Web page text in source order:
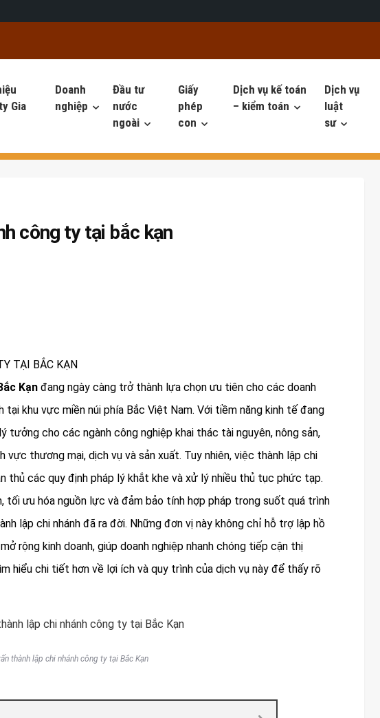
Gia
Doanh
nghiệp
Đầu tư
nước
ngoài
Giấy
phép
con
Dịch vụ kế toán
– kiểm toán
Dịch vụ
luật
sư
công ty tại bắc kạn
TẠI BẮC KẠN
Kạn đang ngày càng trở thành lựa chọn ưu tiên cho các doanh
tại khu vực miền núi phía Bắc Việt Nam. Với tiềm năng kinh tế đang
tưởng cho các ngành công nghiệp khai thác tài nguyên, nông sản,
thương mại, dịch vụ và sản xuất. Tuy nhiên, việc thành lập chi
thủ các quy định pháp lý khắt khe và xử lý nhiều thủ tục phức tạp.
tối ưu hóa nguồn lực và đảm bảo tính hợp pháp trong suốt quá trình
lập chi nhánh đã ra đời. Những đơn vị này không chỉ hỗ trợ lập hồ
rộng kinh doanh, giúp doanh nghiệp nhanh chóng tiếp cận thị
hiểu chi tiết hơn về lợi ích và quy trình của dịch vụ này để thấy rõ
thành lập chi nhánh công ty tại Bắc Kạn